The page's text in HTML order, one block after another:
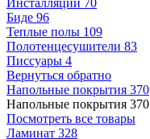
Инсталляции 70
Биде 96
Теплые полы 109
Полотенцесушители 83
Писсуары 4
Вернуться обратно
Напольные покрытия 370
Напольные покрытия 370
Посмотреть все товары
Ламинат 328